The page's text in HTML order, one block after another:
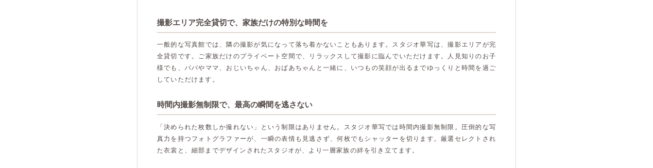
撮影エリア完全貸切で、家族だけの特別な時間を
一般的な写真館では、隣の撮影が気になって落ち着かないこともあります。スタジオ華写は、撮影エリアが完
全貸切です。ご家族だけのプライベート空間で、リラックスして撮影に臨んでいただけます。人見知りのお子
様でも、パパやママ、おじいちゃん、おばあちゃんと一緒に、いつもの笑顔が出るまでゆっくりと時間を過ご
していただけます。
時間内撮影無制限で、最高の瞬間を逃さない
「決められた枚数しか撮れない」という制限はありません。スタジオ華写では時間内撮影無制限。圧倒的な写
真力を持つフォトグラファーが、一瞬の表情も見逃さず、何枚でもシャッターを切ります。厳選セレクトされ
た衣裳と、細部までデザインされたスタジオが、より一層家族の絆を引き立てます。